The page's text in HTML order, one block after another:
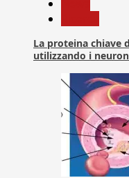
La proteina chiave
utilizzando i